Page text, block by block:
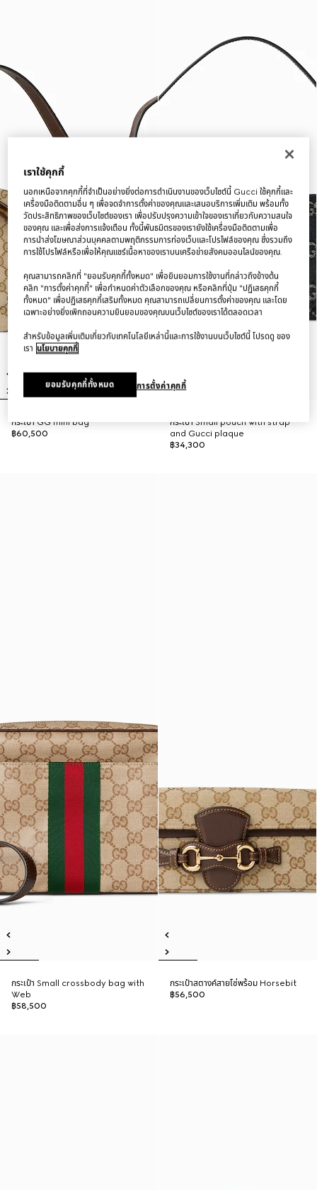
กระเป๋า GG mini bag
฿60,500
กระเป๋า Small pouch with strap
and Gucci plaque
฿34,300
กระเป๋า Small crossbody bag with
Web
฿58,500
กระเป๋าสตางค์สายโซ่พร้อม Horsebit
฿56,500
เราใช้คุกกี้
นอกเหนือจากคุกกี้ที่จำเป็นอย่างยิ่งต่อการดำเนินงานของเว็บไซต์นี้ Gucci ใช้คุกกี้และ
เครื่องมือติดตามอื่น ๆ เพื่อจดจำการตั้งค่าของคุณและเสนอบริการเพิ่มเติม พร้อมทั้ง
วัดประสิทธิภาพของเว็บไซต์ของเรา เพื่อปรับปรุงความเข้าใจของเราเกี่ยวกับความสนใจ
ของคุณ และเพื่อส่งการแจ้งเตือน ทั้งนี้พันธมิตรของเรายังใช้เครื่องมือติดตามเพื่อ
การนำส่งโฆษณาส่วนบุคคลตามพฤติกรรมการท่องเว็บและโปรไฟล์ของคุณ ซึ่งรวมถึง
การใช้โปรไฟล์หรือเพื่อให้คุณแชร์เนื้อหาของเราบนเครือข่ายสังคมออนไลน์ของคุณ.
คุณสามารถคลิกที่ "ยอมรับคุกกี้ทั้งหมด" เพื่อยินยอมการใช้งานที่กล่าวถึงข้างต้น
คลิก "การตั้งค่าคุกกี้" เพื่อกำหนดค่าตัวเลือกของคุณ หรือคลิกที่ปุ่ม "ปฏิเสธคุกกี้
ทั้งหมด" เพื่อปฏิเสธคุกกี้เสริมทั้งหมด คุณสามารถเปลี่ยนการตั้งค่าของคุณ และโดย
เฉพาะอย่างยิ่งเพิกถอนความยินยอมของคุณบนเว็บไซต์ของเราได้ตลอดเวลา
สำหรับข้อมูลเพิ่มเติมเกี่ยวกับเทคโนโลยีเหล่านี้และการใช้งานบนเว็บไซต์นี้ โปรดดู ของ
เรา นโยบายคุกกี้
การตั้งค่าคุกกี้
ยอมรับคุกกี้ทั้งหมด